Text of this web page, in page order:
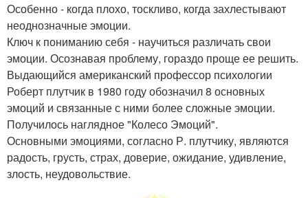
Особенно - когда плохо, тоскливо, когда захлестывают
неоднозначные эмоции.
Ключ к пониманию себя - научиться различать свои
эмоции. Осознавая проблему, гораздо проще ее решить.
Выдающийся американский профессор психологии
Роберт плутчик в 1980 году обозначил 8 основных
эмоций и связанные с ними более сложные эмоции.
Получилось наглядное "Колесо Эмоций".
Основными эмоциями, согласно Р. плутчику, являются
радость, грусть, страх, доверие, ожидание, удивление,
злость, неудовольствие.